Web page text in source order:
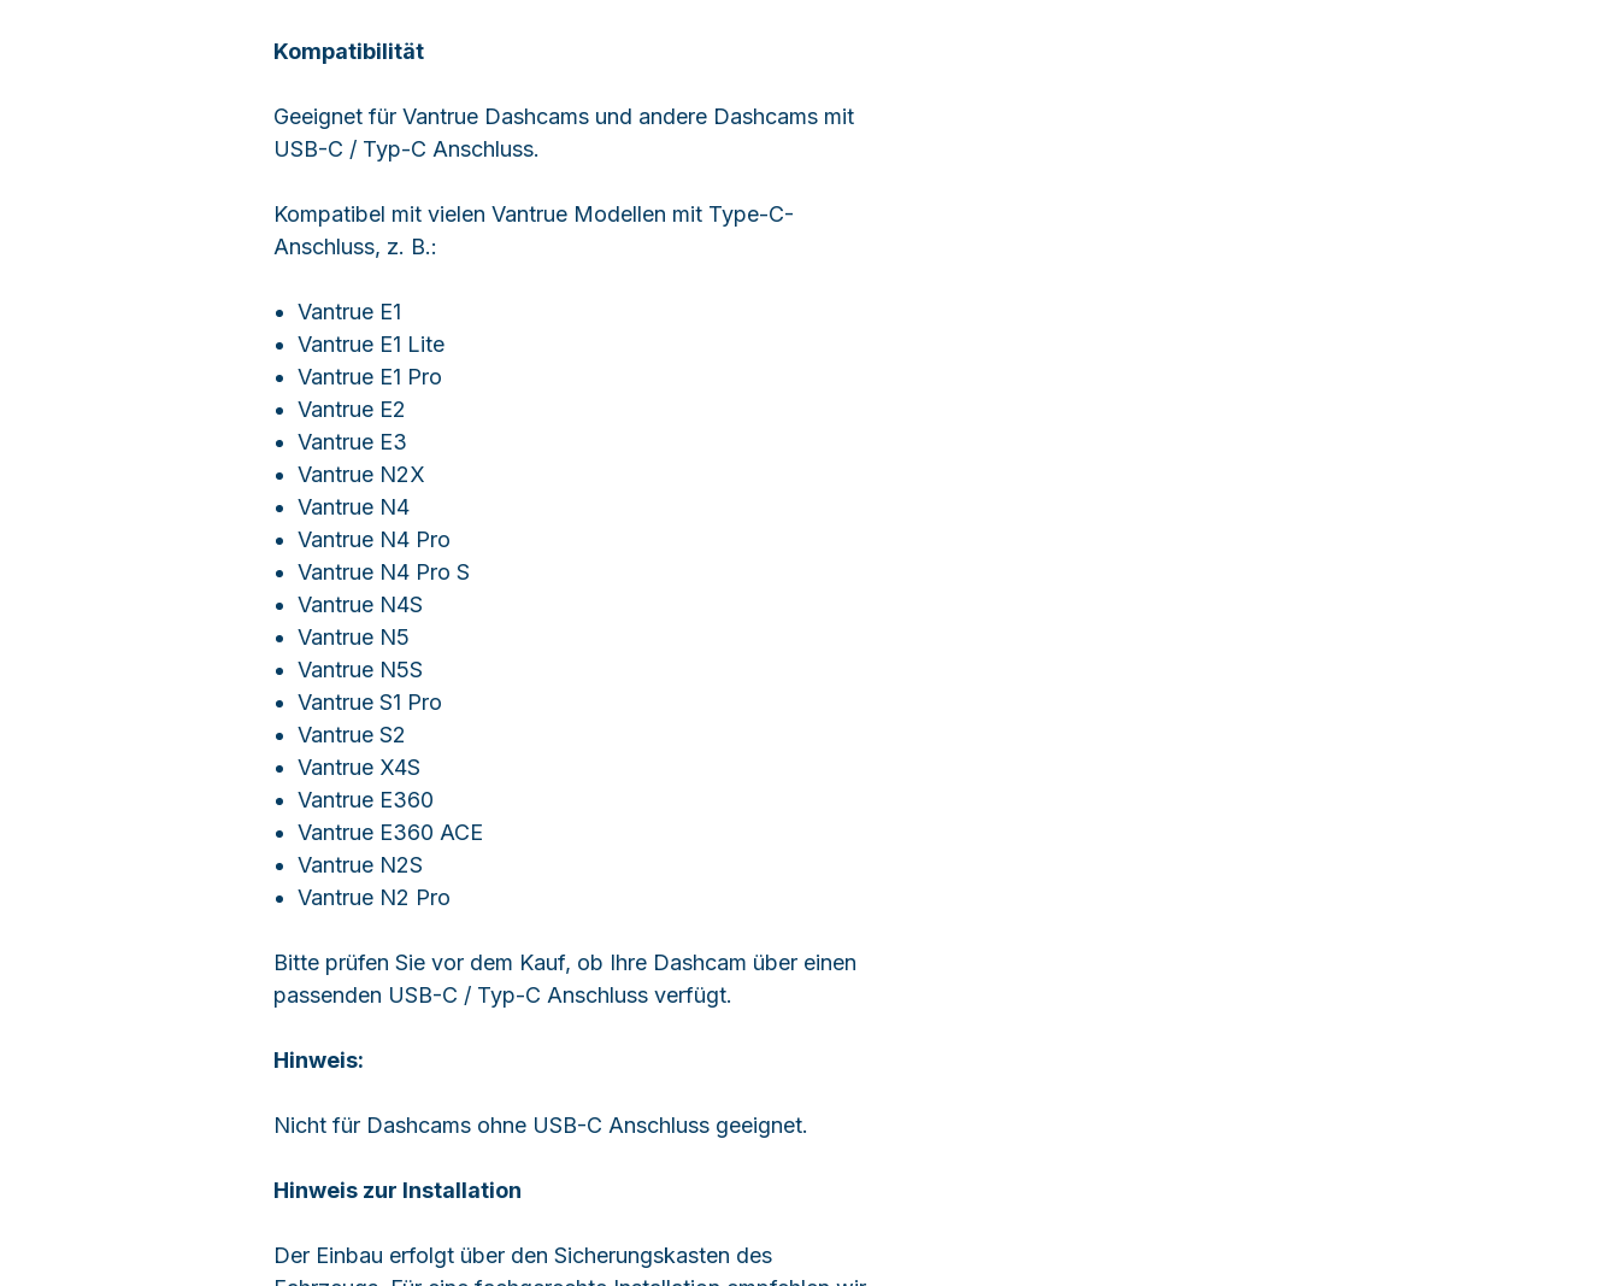
Kompatibilität
Geeignet für Vantrue Dashcams und andere Dashcams mit
USB-C / Typ-C Anschluss.
Kompatibel mit vielen Vantrue Modellen mit Type-C-
Anschluss, z. B.:
Vantrue E1
Vantrue E1 Lite
Vantrue E1 Pro
Vantrue E2
Vantrue E3
Vantrue N2X
Vantrue N4
Vantrue N4 Pro
Vantrue N4 Pro S
Vantrue N4S
Vantrue N5
Vantrue N5S
Vantrue S1 Pro
Vantrue S2
Vantrue X4S
Vantrue E360
Vantrue E360 ACE
Vantrue N2S
Vantrue N2 Pro
Bitte prüfen Sie vor dem Kauf, ob Ihre Dashcam über einen
passenden USB-C / Typ-C Anschluss verfügt.
Hinweis:
Nicht für Dashcams ohne USB-C Anschluss geeignet.
Hinweis zur Installation
Der Einbau erfolgt über den Sicherungskasten des